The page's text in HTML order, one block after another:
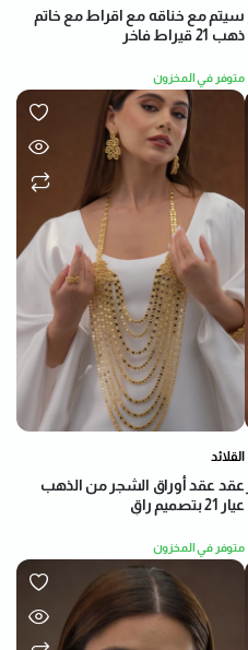
سيتم مع خناقه مع اقراط مع خاتم
ذهب 21 قيراط فاخر
متوفر في المخزون
القلائد
عقد عقد أوراق الشجر من الذهب
عيار 21 بتصميم راقٍ
متوفر في المخزون